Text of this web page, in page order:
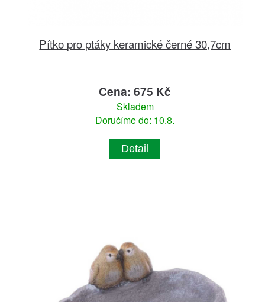
Pítko pro ptáky keramické černé 30,7cm
Cena: 675 Kč
Skladem
Doručíme do: 10.8.
Detail